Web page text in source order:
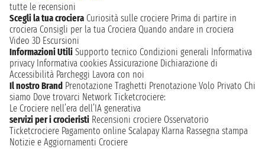
tutte le recensioni
Scegli la tua crociera Curiosità sulle crociere Prima di partire in
crociera Consigli per la tua Crociera Quando andare in crociera
Video 3D Escursioni
Informazioni Utili Supporto tecnico Condizioni generali Informativa
privacy Informativa cookies Assicurazione Dichiarazione di
Accessibilità Parcheggi Lavora con noi
Il nostro Brand Prenotazione Traghetti Prenotazione Volo Privato Chi
siamo Dove trovarci Network Ticketcrociere:
Le Crociere nell’era dell’IA generativa
servizi per i crocieristi Recensioni crociere Osservatorio
Ticketcrociere Pagamento online Scalapay Klarna Rassegna stampa
Notizie e Aggiornamenti Crociere